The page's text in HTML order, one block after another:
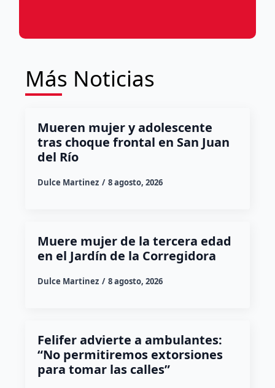
Más Noticias
Mueren mujer y adolescente
tras choque frontal en San Juan
del Río
Dulce Martinez 8 agosto, 2026
Muere mujer de la tercera edad
en el Jardín de la Corregidora
Dulce Martinez 8 agosto, 2026
Felifer advierte a ambulantes:
“No permitiremos extorsiones
para tomar las calles”